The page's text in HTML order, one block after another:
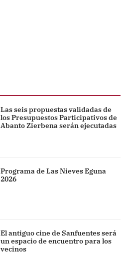
Las seis propuestas validadas de
los Presupuestos Participativos de
Abanto Zierbena serán ejecutadas
Programa de Las Nieves Eguna
2026
El antiguo cine de Sanfuentes será
un espacio de encuentro para los
vecinos